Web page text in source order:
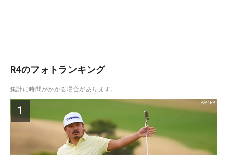
R4のフォトランキング
集計に時間がかかる場合があります。
1